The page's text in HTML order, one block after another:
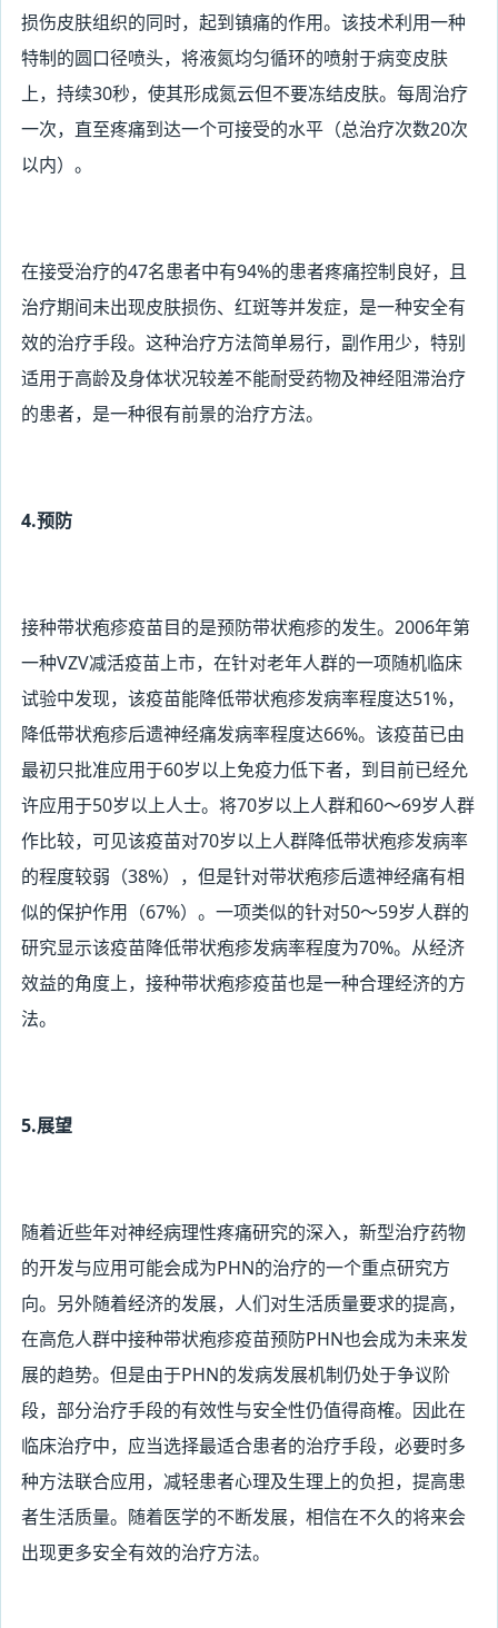
损伤皮肤组织的同时，起到镇痛的作用。该技术利用一种
特制的圆口径喷头，将液氮均匀循环的喷射于病变皮肤
上，持续30秒，使其形成氮云但不要冻结皮肤。每周治疗
一次，直至疼痛到达一个可接受的水平（总治疗次数20次
以内）。
在接受治疗的47名患者中有94%的患者疼痛控制良好，且
治疗期间未出现皮肤损伤、红斑等并发症，是一种安全有
效的治疗手段。这种治疗方法简单易行，副作用少，特别
适用于高龄及身体状况较差不能耐受药物及神经阻滞治疗
的患者，是一种很有前景的治疗方法。
4.预防
接种带状疱疹疫苗目的是预防带状疱疹的发生。2006年第
一种VZV减活疫苗上市，在针对老年人群的一项随机临床
试验中发现，该疫苗能降低带状疱疹发病率程度达51%，
降低带状疱疹后遗神经痛发病率程度达66%。该疫苗已由
最初只批准应用于60岁以上免疫力低下者，到目前已经允
许应用于50岁以上人士。将70岁以上人群和60～69岁人群
作比较，可见该疫苗对70岁以上人群降低带状疱疹发病率
的程度较弱（38%），但是针对带状疱疹后遗神经痛有相
似的保护作用（67%）。一项类似的针对50～59岁人群的
研究显示该疫苗降低带状疱疹发病率程度为70%。从经济
效益的角度上，接种带状疱疹疫苗也是一种合理经济的方
法。
5.展望
随着近些年对神经病理性疼痛研究的深入，新型治疗药物
的开发与应用可能会成为PHN的治疗的一个重点研究方
向。另外随着经济的发展，人们对生活质量要求的提高，
在高危人群中接种带状疱疹疫苗预防PHN也会成为未来发
展的趋势。但是由于PHN的发病发展机制仍处于争议阶
段，部分治疗手段的有效性与安全性仍值得商榷。因此在
临床治疗中，应当选择最适合患者的治疗手段，必要时多
种方法联合应用，减轻患者心理及生理上的负担，提高患
者生活质量。随着医学的不断发展，相信在不久的将来会
出现更多安全有效的治疗方法。